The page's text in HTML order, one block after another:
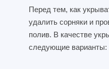
Перед тем, как
удалить сорняки и
полив. В качестве
следующие варианты: